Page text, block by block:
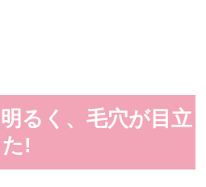
るく、毛穴が目立
!